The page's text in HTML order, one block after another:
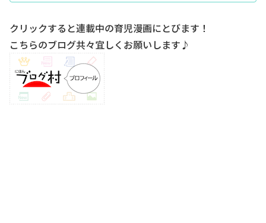
クリックすると連載中の育児漫画にとびます！
こちらのブログ共々宜しくお願いします♪